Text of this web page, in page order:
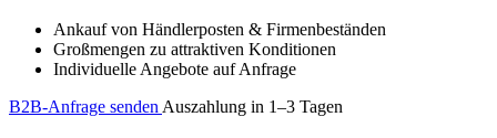
Ankauf von Händlerposten & Firmenbeständen
Großmengen zu attraktiven Konditionen
Individuelle Angebote auf Anfrage
B2B-Anfrage senden Auszahlung in 1–3 Tagen